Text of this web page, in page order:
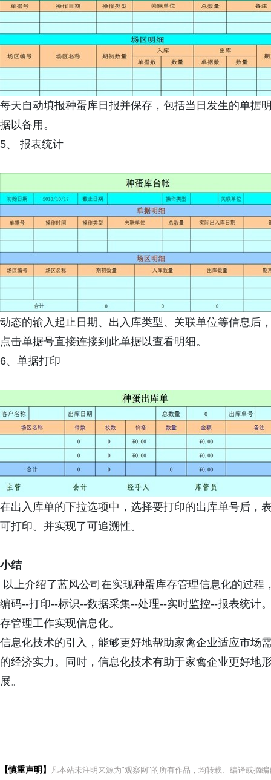
每天自动填报种蛋库日报并保存，包括当日发生的单据
据以备用。
5、 报表统计
动态的输入起止日期、出入库类型、关联单位等信息后
点击单据号直接连接到此单据以查看明细。
6、单据打印
在出入库单的下拉选项中，选择要打印的出库单号后，
可打印。并实现了可追溯性。
小结
以上介绍了蓝风公司在实现种蛋库存管理信息化的过程
编码--打印--标识--数据采集--处理--实时监控--报表统计
存管理工作实现信息化。
信息化技术的引入，能够更好地帮助家禽企业适应市场
的经济实力。同时，信息化技术有助于家禽企业更好地
展。
【慎重声明】
凡本站未注明来源为"观察网"的所有作品，均转载、编译或摘